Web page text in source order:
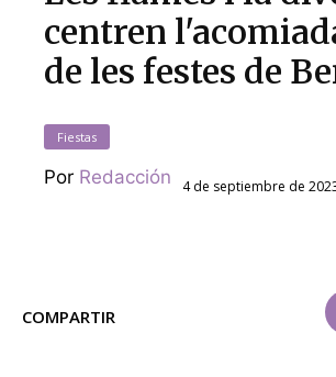
centren
de les festes de
Fiestas
Por Redacción 4 de septiembre de
COMPARTIR